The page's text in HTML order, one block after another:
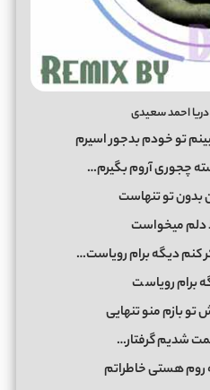
احمد سعیدی
تو خودم بدجور اسیرم
چجوری آروم بگیرم…
تو تنهاست
دلم میخواست
کنم دیگه برام رویاست…
برام رویاست
تو بازم منو تنهایی
شدیم گرفتار…
روم هستی خاطراتم